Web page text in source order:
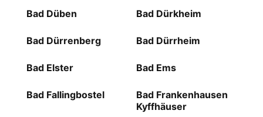
Bad Düben Bad Dürkheim
Bad Dürrenberg Bad Dürrheim
Bad Elster Bad Ems
Bad Fallingbostel
Bad Frankenhausen
Kyffhäuser